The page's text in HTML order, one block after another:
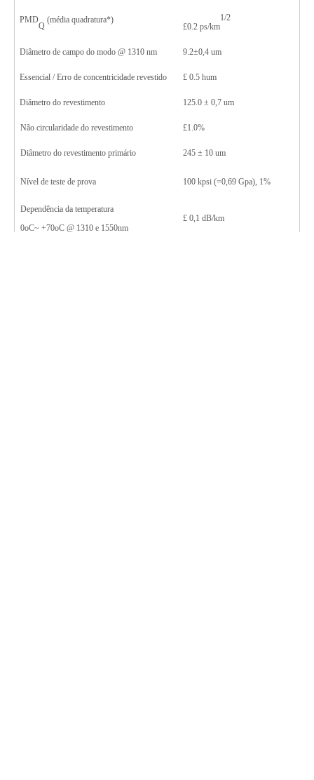
PMD
Q
(média quadratura*)
£0.2 ps/km
1/2
Diâmetro de campo do modo @ 1310 nm 9.2±0,4 um
Essencial / Erro de concentricidade revestido £ 0.5 hum
Diâmetro do revestimento 125.0 ± 0,7 um
Não circularidade do revestimento £1.0%
Diâmetro do revestimento primário 245 ± 10 um
Nível de teste de prova 100 kpsi (=0,69 Gpa), 1%
Dependência da temperatura
0oC~ +70oC @ 1310 e 1550nm
£ 0,1 dB/km